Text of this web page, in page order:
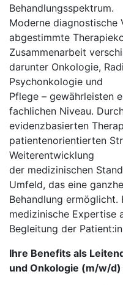
Behandlungsspektrum.
Moderne diagnostische
abgestimmte
Zusammenarbeit
darunter Onkologie,
Psychonkologie und
Pflege – gewährleisten
fachlichen Niveau.
evidenzbasierten
patientenorientierten
Weiterentwicklung
der medizinischen
Umfeld, das eine
Behandlung
medizinische Expertise
Begleitung der
Ihre Benefits als
und Onkologie (m/w/d)